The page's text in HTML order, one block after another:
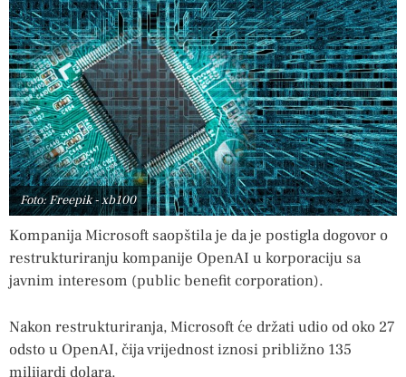
Foto: Freepik - xb100
Kompanija Microsoft saopštila je da je postigla dogovor o
restrukturiranju kompanije OpenAI u korporaciju sa
javnim interesom (public benefit corporation).
Nakon restrukturiranja, Microsoft će držati udio od oko 27
odsto u OpenAI, čija vrijednost iznosi približno 135
milijardi dolara.